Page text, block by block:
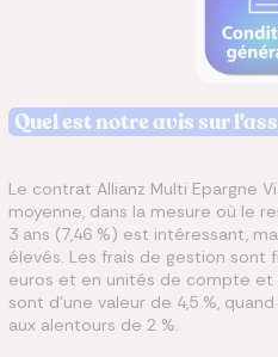
Quel est notre avis sur
Le contrat Allianz Multi Epargne
moyenne, dans la mesure où le
3 ans (7,46 %) est intéressant,
élevés. Les frais de gestion sont
euros et en unités de compte
sont d’une valeur de 4,5 %,
aux alentours de 2 %.